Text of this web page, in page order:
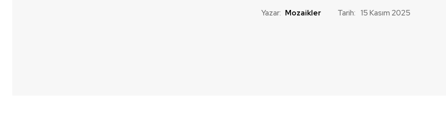
Yazar: Mozaikler Tarih: 15 Kasım 2025